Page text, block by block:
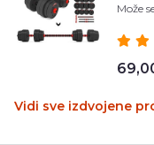
Može
Vidi sve izdvojene